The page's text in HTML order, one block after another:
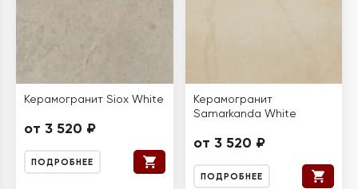
Керамогранит Siox White
от 3 520 ₽
ПОДРОБНЕЕ
Керамогранит
Samarkanda White
от 3 520 ₽
ПОДРОБНЕЕ